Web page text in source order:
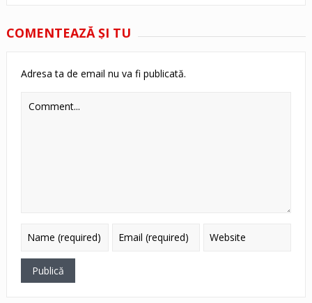
COMENTEAZĂ ŞI TU
Adresa ta de email nu va fi publicată.